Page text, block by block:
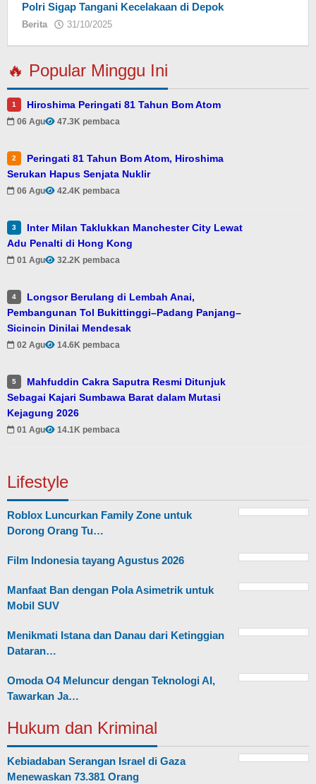
Polri Sigap Tangani Kecelakaan di Depok
Berita 31/10/2025
🔥 Popular Minggu Ini
1 Hiroshima Peringati 81 Tahun Bom Atom
06 Agu 47.3K pembaca
2
Peringati 81 Tahun Bom Atom, Hiroshima
Serukan Hapus Senjata Nuklir
06 Agu 42.4K pembaca
3
Inter Milan Taklukkan Manchester City Lewat
Adu Penalti di Hong Kong
01 Agu 32.2K pembaca
4
Longsor Berulang di Lembah Anai,
Pembangunan Tol Bukittinggi–Padang Panjang–
Sicincin Dinilai Mendesak
02 Agu 14.6K pembaca
5
Mahfuddin Cakra Saputra Resmi Ditunjuk
Sebagai Kajari Sumbawa Barat dalam Mutasi
Kejagung 2026
01 Agu 14.1K pembaca
Lifestyle
Roblox Luncurkan Family Zone untuk
Dorong Orang Tu…
Film Indonesia tayang Agustus 2026
Manfaat Ban dengan Pola Asimetrik untuk
Mobil SUV
Menikmati Istana dan Danau dari Ketinggian
Dataran…
Omoda O4 Meluncur dengan Teknologi AI,
Tawarkan Ja…
Hukum dan Kriminal
Kebiadaban Serangan Israel di Gaza
Menewaskan 73.381 Orang